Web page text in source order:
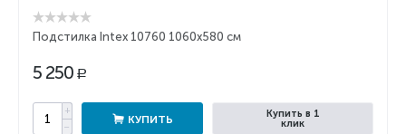
Подстилка Intex 10760 1060x580 см
5 250 Р
+
−
КУПИТЬ
Купить в 1
клик